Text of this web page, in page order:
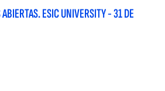
ABIERTAS. ESIC UNIVERSITY - 31 DE